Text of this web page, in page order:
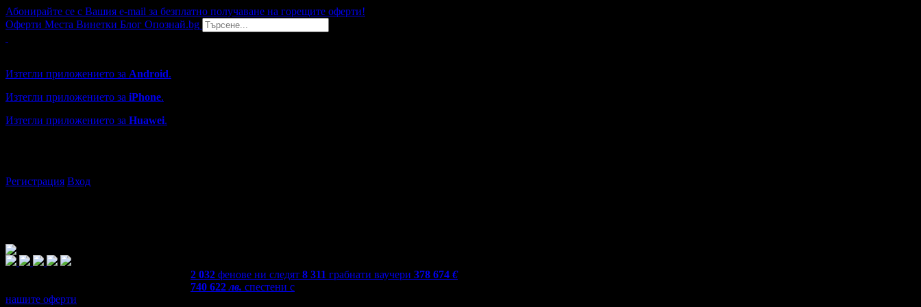
Абонирайте се с Вашия e-mail за безплатно получаване на горещите оферти!
Оферти Места Винетки Блог Опознай.bg
Изтегли приложението за Android.
Изтегли приложението за iPhone.
Изтегли приложението за Huawei.
Регистрация Вход
2 032 фенове ни следят 8 311 грабнати ваучери 378 674 €
740 622лв. спестени с
нашите оферти